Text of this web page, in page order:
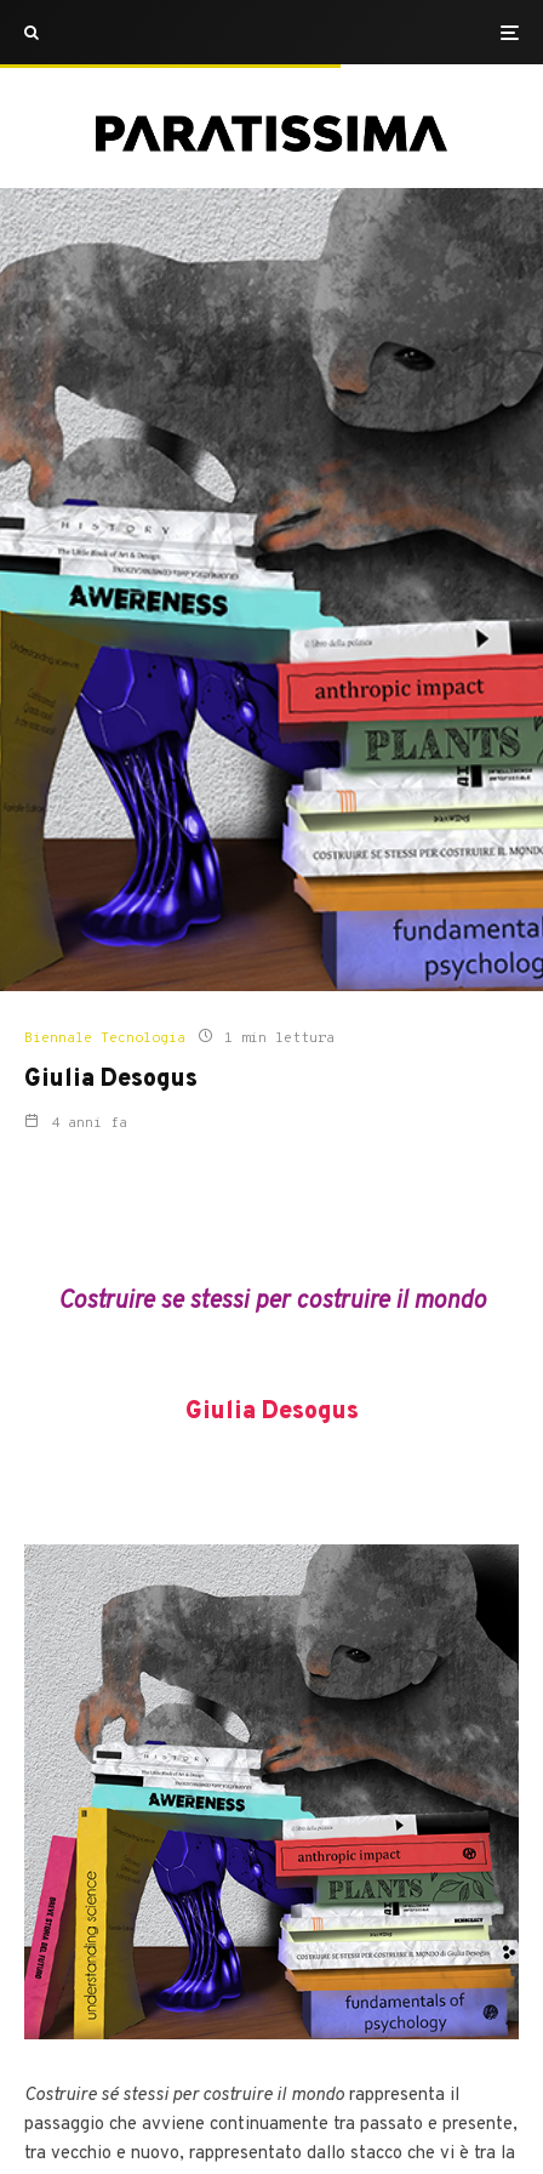
Biennale Tecnologia 1 min lettura
Giulia Desogus
4 anni fa
Costruire se stessi per costruire il mondo
Giulia Desogus
Costruire sé stessi per costruire il mondo rappresenta il
passaggio che avviene continuamente tra passato e presente,
tra vecchio e nuovo, rappresentato dallo stacco che vi è tra la